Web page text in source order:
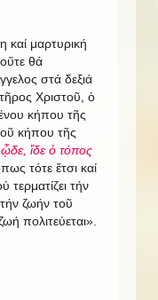
μαρτυρική
θά
στά δεξιά
Χριστοῦ, ὁ
κήπου τῆς
κήπου τῆς
ἴδε ὁ τόπος
τότε ἔτσι καί
τήν
ζωήν τοῦ
πολιτεύεται».